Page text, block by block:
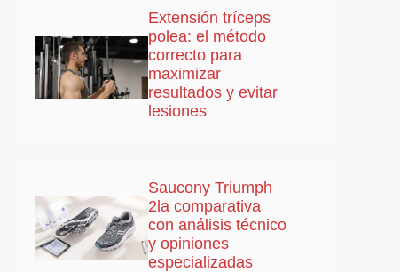
Extensión tríceps
polea: el método
correcto para
maximizar
resultados y evitar
lesiones
Saucony Triumph
2la comparativa
con análisis técnico
y opiniones
especializadas